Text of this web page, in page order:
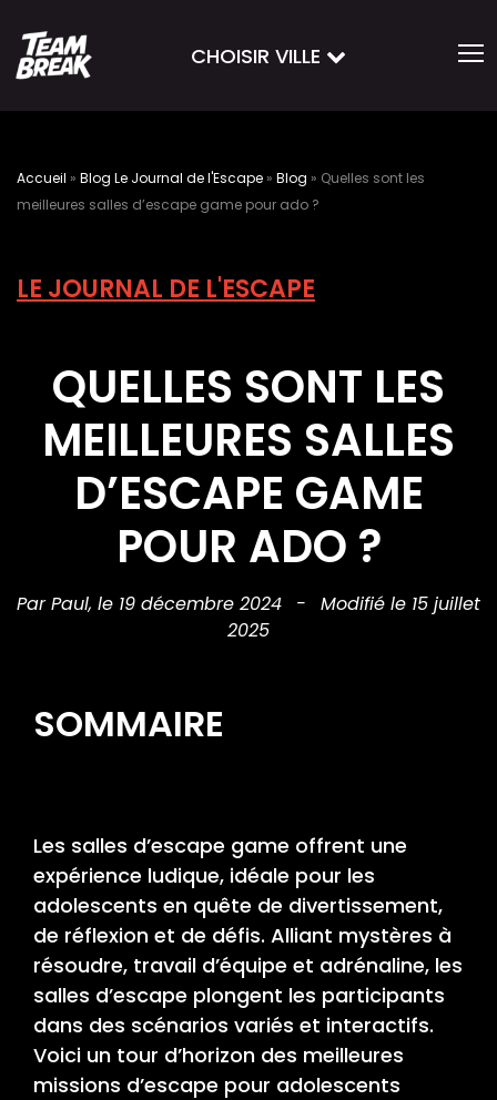
CHOISIR VILLE
Accueil » Blog Le Journal de l'Escape » Blog » Quelles sont les
meilleures salles d’escape game pour ado ?
LE JOURNAL DE L'ESCAPE
QUELLES SONT LES
MEILLEURES SALLES
D’ESCAPE GAME
POUR ADO ?
Par Paul, le 19 décembre 2024 -
Modifié le 15 juillet
2025
SOMMAIRE
Les salles d’escape game offrent une
expérience ludique, idéale pour les
adolescents en quête de divertissement,
de réflexion et de défis. Alliant mystères à
résoudre, travail d’équipe et adrénaline, les
salles d’escape plongent les participants
dans des scénarios variés et interactifs.
Voici un tour d’horizon des meilleures
missions d’escape pour adolescents